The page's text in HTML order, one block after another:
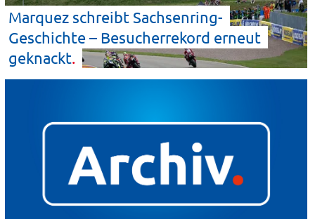
Marquez schreibt Sachsenring-
Geschichte – Besucherrekord erneut
geknackt